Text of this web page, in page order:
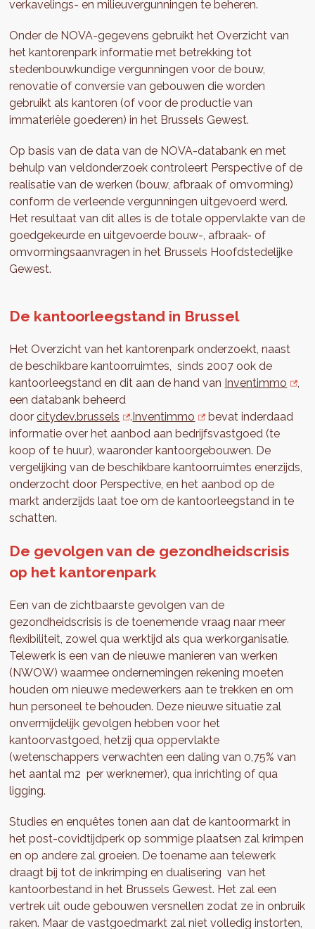
verkavelings- en milieuvergunningen te beheren.
Onder de NOVA-gegevens gebruikt het Overzicht van
het kantorenpark informatie met betrekking tot
stedenbouwkundige vergunningen voor de bouw,
renovatie of conversie van gebouwen die worden
gebruikt als kantoren (of voor de productie van
immateriële goederen) in het Brussels Gewest.
Op basis van de data van de NOVA-databank en met
behulp van veldonderzoek controleert Perspective of de
realisatie van de werken (bouw, afbraak of omvorming)
conform de verleende vergunningen uitgevoerd werd.
Het resultaat van dit alles is de totale oppervlakte van de
goedgekeurde en uitgevoerde bouw-, afbraak- of
omvormingsaanvragen in het Brussels Hoofdstedelijke
Gewest.
De kantoorleegstand in Brussel
Het Overzicht van het kantorenpark onderzoekt, naast
de beschikbare kantoorruimtes, sinds 2007 ook de
kantoorleegstand en dit aan de hand van Inventimmo
,
een databank beheerd
doorcitydev.brussels . Inventimmo
bevat inderdaad
informatie over het aanbod aan bedrijfsvastgoed (te
koop of te huur), waaronder kantoorgebouwen. De
vergelijking van de beschikbare kantoorruimtes enerzijds,
onderzocht door Perspective, en het aanbod op de
markt anderzijds laat toe om de kantoorleegstand in te
schatten.
De gevolgen van de gezondheidscrisis
op het kantorenpark
Een van de zichtbaarste gevolgen van de
gezondheidscrisis is de toenemende vraag naar meer
flexibiliteit, zowel qua werktijd als qua werkorganisatie.
Telewerk is een van de nieuwe manieren van werken
(NWOW) waarmee ondernemingen rekening moeten
houden om nieuwe medewerkers aan te trekken en om
hun personeel te behouden. Deze nieuwe situatie zal
onvermijdelijk gevolgen hebben voor het
kantoorvastgoed, hetzij qua oppervlakte
(wetenschappers verwachten een daling van 0,75% van
het aantal m2 per werknemer), qua inrichting of qua
ligging.
Studies en enquêtes tonen aan dat de kantoormarkt in
het post-covidtijdperk op sommige plaatsen zal krimpen
en op andere zal groeien. De toename aan telewerk
draagt bij tot de inkrimping en dualisering van het
kantoorbestand in het Brussels Gewest. Het zal een
vertrek uit oude gebouwen versnellen zodat ze in onbruik
raken. Maar de vastgoedmarkt zal niet volledig instorten,